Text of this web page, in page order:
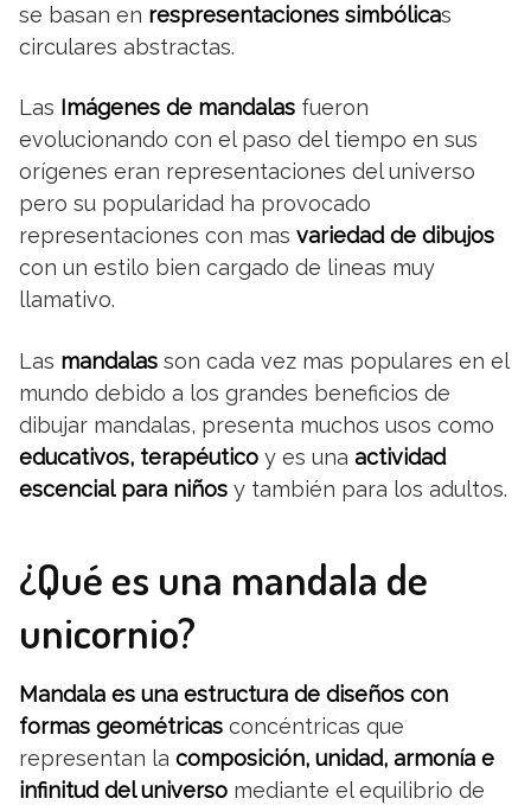
se basan en respresentaciones simbólicas
circulares abstractas.
Las Imágenes de mandalas fueron
evolucionando con el paso del tiempo en sus
orígenes eran representaciones del universo
pero su popularidad ha provocado
representaciones con mas variedad de dibujos
con un estilo bien cargado de lineas muy
llamativo.
Las mandalas son cada vez mas populares en el
mundo debido a los grandes beneficios de
dibujar mandalas, presenta muchos usos como
educativos, terapéutico y es una actividad
escencial para niños y también para los adultos.
¿Qué es una mandala de
unicornio?
Mandala es una estructura de diseños con
formas geométricas concéntricas que
representan la composición, unidad, armonía e
infinitud del universo mediante el equilibrio de